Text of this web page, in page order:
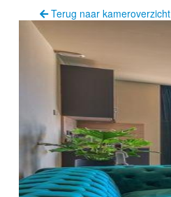
Terug naar kameroverzicht